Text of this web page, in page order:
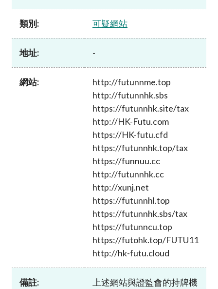
類別: 可疑網站
地址: -
網站:
http://futunnme.top
http://futunnhk.sbs
https://futunnhk.site/tax
http://HK-Futu.com
https://HK-futu.cfd
https://futunnhk.top/tax
https://funnuu.cc
http://futunnhk.cc
http://xunj.net
https://futunnhl.top
https://futunnhk.sbs/tax
https://futunncu.top
https://futohk.top/FUTU11
http://hk-futu.cloud
備註:
上述網站與證監會的持牌機